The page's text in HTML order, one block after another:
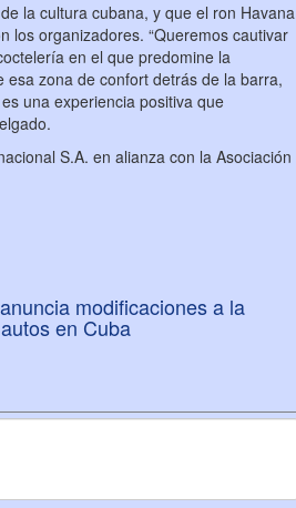
la cultura cubana, y que el ron Havana
los organizadores. “Queremos cautivar
en el que predomine la
zona de confort detrás de la barra,
una experiencia positiva que
S.A. en alianza con la Asociación
modificaciones a la
en Cuba